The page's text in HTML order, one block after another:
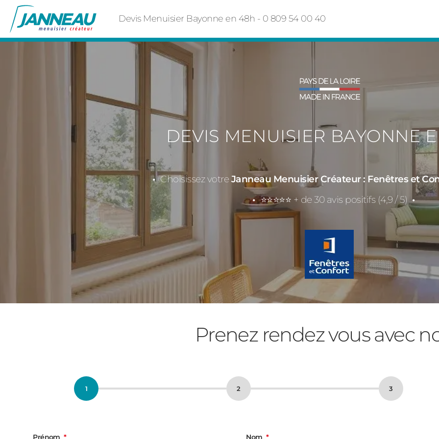
Devis Menuisier Bayonne en 48h - 0 809 54 00 40
DEVIS MENUISIER BAYONNE
Choisissez votreJanneau Menuisier Créateur : Fenêtres et
⭐⭐⭐⭐⭐ + de 30 avis positifs (4,9 / 5)
Prenez rendez vous avec
Prénom Nom